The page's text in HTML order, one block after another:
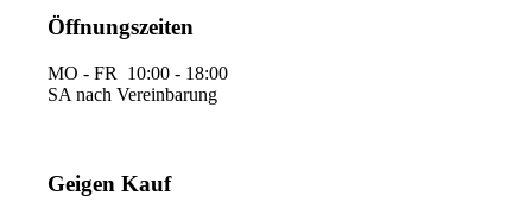
Öffnungszeiten
MO - FR 10:00 - 18:00
SA nach Vereinbarung
Geigen Kauf